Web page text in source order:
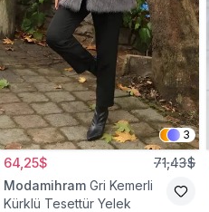
3
64,25$ 71,43$
Modamihram Gri Kemerli
Kürklü Tesettür Yelek